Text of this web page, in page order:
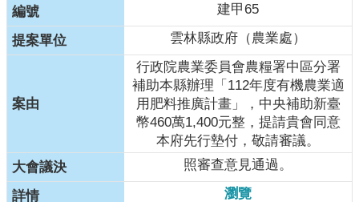
建甲65
雲林縣政府（農業處）
行政院農業委員會農糧署中區分署
補助本縣辦理「112年度有機農業適
用肥料推廣計畫」，中央補助新臺
幣460萬1,400元整，提請貴會同意
本府先行墊付，敬請審議。
照審查意見通過。
瀏覽